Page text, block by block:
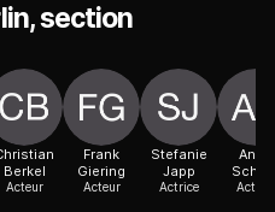
section
Berkel
Acteur
Frank
Giering
Acteur
Stefanie
Japp
Actrice
Anna
Actrice